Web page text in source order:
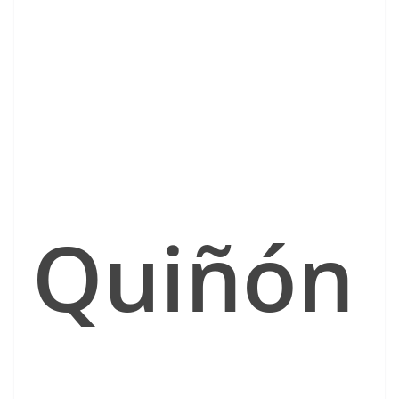
Quiñón